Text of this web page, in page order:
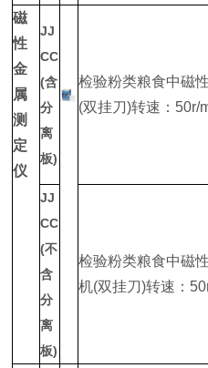
磁
性
金
属
测
定
仪
JJ
CC
(含
分
离
板)
检验粉类粮食中磁
(双挂刀)转速：50r/
JJ
CC
(不
含
分
离
板)
检验粉类粮食中磁
机(双挂刀)转速：